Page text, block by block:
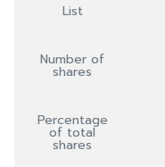
List
Number of
shares
Percentage
of total
shares